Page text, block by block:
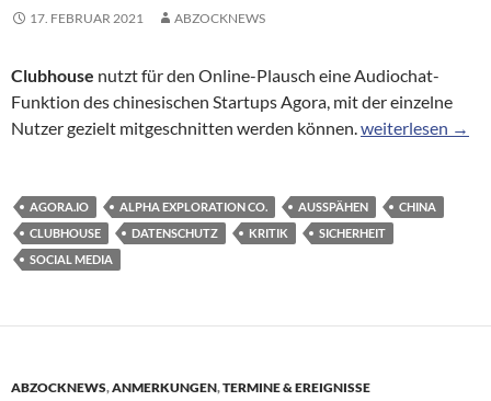
17. FEBRUAR 2021 ABZOCKNEWS
Clubhouse nutzt für den Online-Plausch eine Audiochat-
Funktion des chinesischen Startups Agora, mit der einzelne
Nutzer gezielt mitgeschnitten werden können.Clubhouse:
weiterlesen →
AGORA.IO ALPHA EXPLORATION CO. AUSSPÄHEN
CHINA
CLUBHOUSE
DATENSCHUTZ KRITIK
SICHERHEIT
SOCIAL MEDIA
ABZOCKNEWS,ANMERKUNGEN,TERMINE & EREIGNISSE